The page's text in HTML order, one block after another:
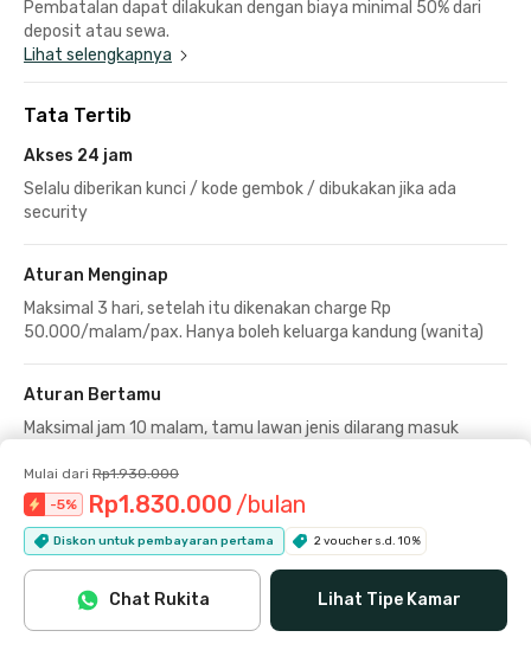
Pembatalan dapat dilakukan dengan biaya minimal 50% dari
deposit atau sewa.
Lihat selengkapnya
Tata Tertib
Akses 24 jam
Selalu diberikan kunci / kode gembok / dibukakan jika ada
security
Aturan Menginap
Maksimal 3 hari, setelah itu dikenakan charge Rp
50.000/malam/pax. Hanya boleh keluarga kandung (wanita)
Aturan Bertamu
Maksimal jam 10 malam, tamu lawan jenis dilarang masuk
Tidak diperbolehkan merokok
Extra House Rules
Minimal huni 6 bulan
Mulai dari Rp1.930.000
-5% Rp1.830.000 /bulan
Diskon untuk pembayaran pertama 2 voucher s.d. 10%
Lihat Tipe Kamar
Chat Rukita